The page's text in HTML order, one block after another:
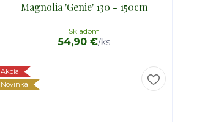
Magnolia 'Genie' 130 - 150cm
54,90 €/ks
Skladom
Akcia
Novinka